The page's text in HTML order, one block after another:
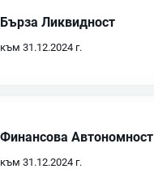
Бърза Ликвидност
към 31.12.2024 г.
Финансова Автономност
към 31.12.2024 г.